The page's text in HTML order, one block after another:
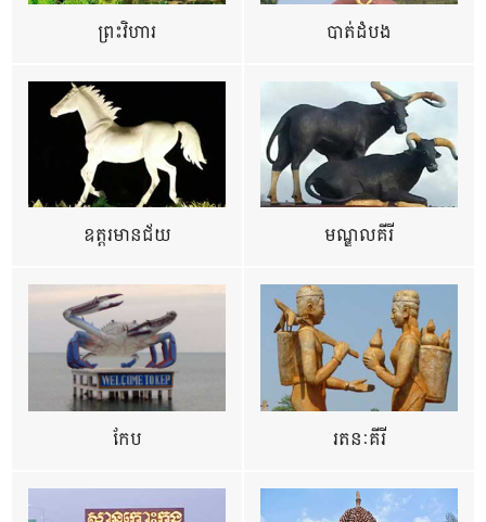
ព្រះវិហារ បាត់ដំបង
ឧត្ដរមានជ័យ មណ្ឌលគីរី
កែប រតនៈគីរី